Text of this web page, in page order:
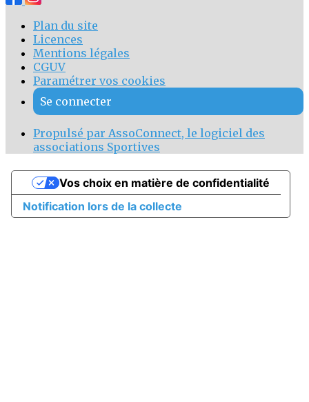
Plan du site
Licences
Mentions légales
CGUV
Paramétrer vos cookies
Se connecter
Propulsé par AssoConnect, le logiciel des
associations Sportives
Notification lors de la collecte
Vos choix en matière de confidentialité